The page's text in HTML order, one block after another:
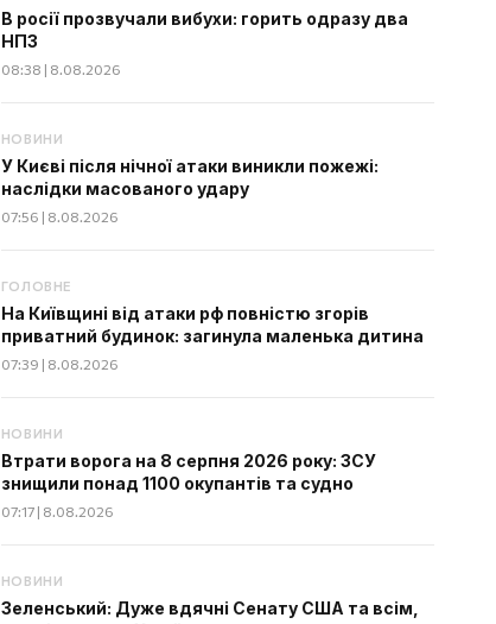
В росії прозвучали вибухи: горить одразу два
НПЗ
08:38 | 8.08.2026
НОВИНИ
У Києві після нічної атаки виникли пожежі:
наслідки масованого удару
07:56 | 8.08.2026
ГОЛОВНЕ
На Київщині від атаки рф повністю згорів
приватний будинок: загинула маленька дитина
07:39 | 8.08.2026
НОВИНИ
Втрати ворога на 8 серпня 2026 року: ЗСУ
знищили понад 1100 окупантів та судно
07:17 | 8.08.2026
НОВИНИ
Зеленський: Дуже вдячні Сенату США та всім,